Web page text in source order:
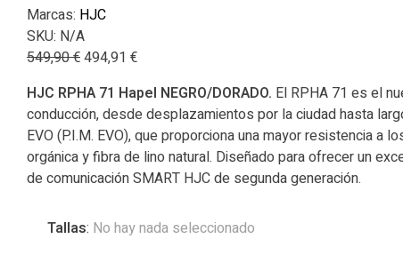
Marcas: HJC
SKU: N/A
549,90€494,91 €
HJC RPHA 71 Hapel NEGRO/DORADO. El RPHA 71 es el
conducción, desde desplazamientos por la ciudad hasta
EVO (P.I.M. EVO), que proporciona una mayor resistencia
orgánica y fibra de lino natural. Diseñado para ofrecer un
de comunicación SMART HJC de segunda generación.
Tallas: No hay nada seleccionado